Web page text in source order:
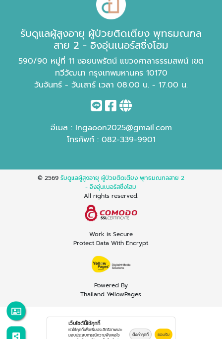
รับดูแลผู้สูงอายุ ผู้ป่วยติดเตียง พุทธมณฑล
สาย 2 - อิงอุ่นเนอร์สซิ่งโฮม
590/90 หมู่ที่ 11 ซอยนพรัตน์ แขวงศาลาธรรมสพน์ เขต
ทวีวัฒนา กรุงเทพมหานคร 10170
วันจันทร์ - วันเสาร์ เวลา 08.00 น. - 17.00 น.
อีเมล : Ingaoon2025@gmail.com
โทรศัพท์ : 082-339-9901
© 2569 รับดูแลผู้สูงอายุ ผู้ป่วยติดเตียง พุทธมณฑลสาย 2
- อิงอุ่นเนอร์สซิ่งโฮม
All rights reserved.
Work is Secure
Protect Data With Encrypt
Powered By
Thailand YellowPages
เว็บไซต์นี้ใช้คุกกี้
เราใช้คุกกี้เพื่อเพิ่มประสิทธิภาพและ
มอบประสบการณ์ความพึงพอใจ
ตั้งค่าคุกกี้ ยอมรับ